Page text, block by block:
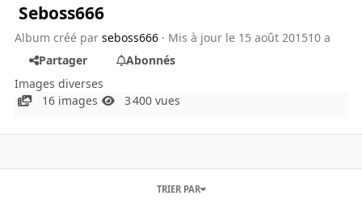
Seboss666
Album créé parseboss666 · Mis à jour le 15 août 201510 a
Partager
Abonnés
Images diverses
16 images
3 400 vues
TRIER PAR